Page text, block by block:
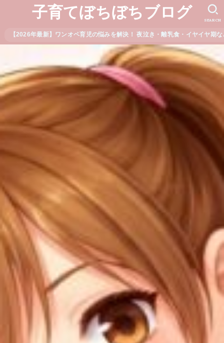
子育てぼちぼちブログ
【2026年最新】ワンオペ育児の悩みを解決！ 夜泣き・離乳食・イヤイヤ期
SEARCH